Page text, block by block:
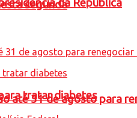
segunda
até 31 de agosto para
tratar diabetes